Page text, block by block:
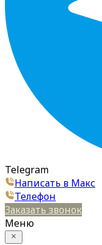
Telegram
Написать в Макс
Телефон
Заказать звонок
Меню